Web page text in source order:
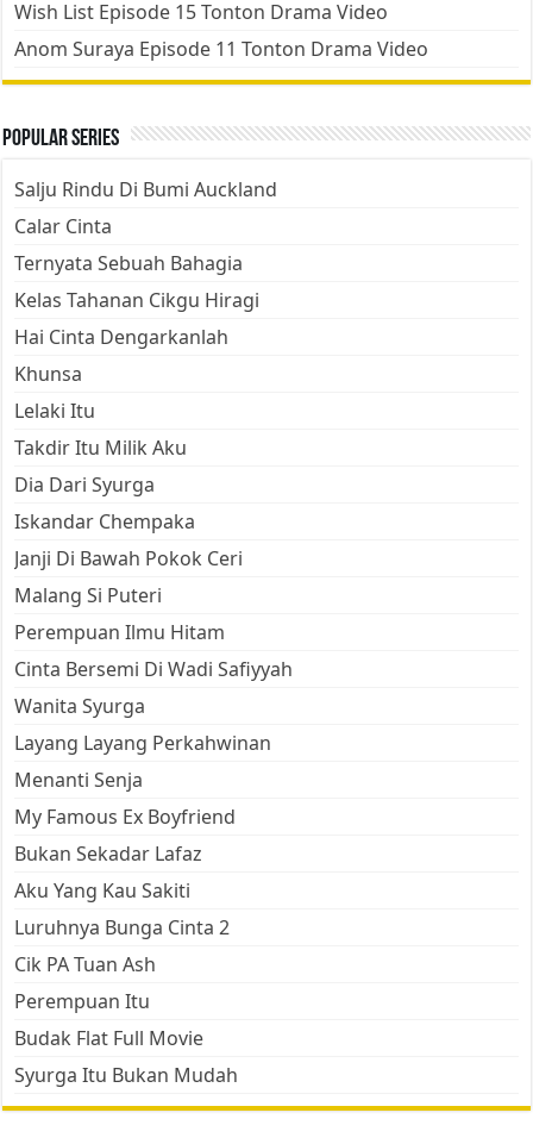
Wish List Episode 15 Tonton Drama Video
Anom Suraya Episode 11 Tonton Drama Video
Popular Series
Salju Rindu Di Bumi Auckland
Calar Cinta
Ternyata Sebuah Bahagia
Kelas Tahanan Cikgu Hiragi
Hai Cinta Dengarkanlah
Khunsa
Lelaki Itu
Takdir Itu Milik Aku
Dia Dari Syurga
Iskandar Chempaka
Janji Di Bawah Pokok Ceri
Malang Si Puteri
Perempuan Ilmu Hitam
Cinta Bersemi Di Wadi Safiyyah
Wanita Syurga
Layang Layang Perkahwinan
Menanti Senja
My Famous Ex Boyfriend
Bukan Sekadar Lafaz
Aku Yang Kau Sakiti
Luruhnya Bunga Cinta 2
Cik PA Tuan Ash
Perempuan Itu
Budak Flat Full Movie
Syurga Itu Bukan Mudah